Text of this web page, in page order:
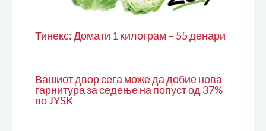
Тинекс: Домати 1 килограм – 55 денари
Вашиот двор сега може да добие нова
гарнитура за седење на попуст од 37%
во JYSK